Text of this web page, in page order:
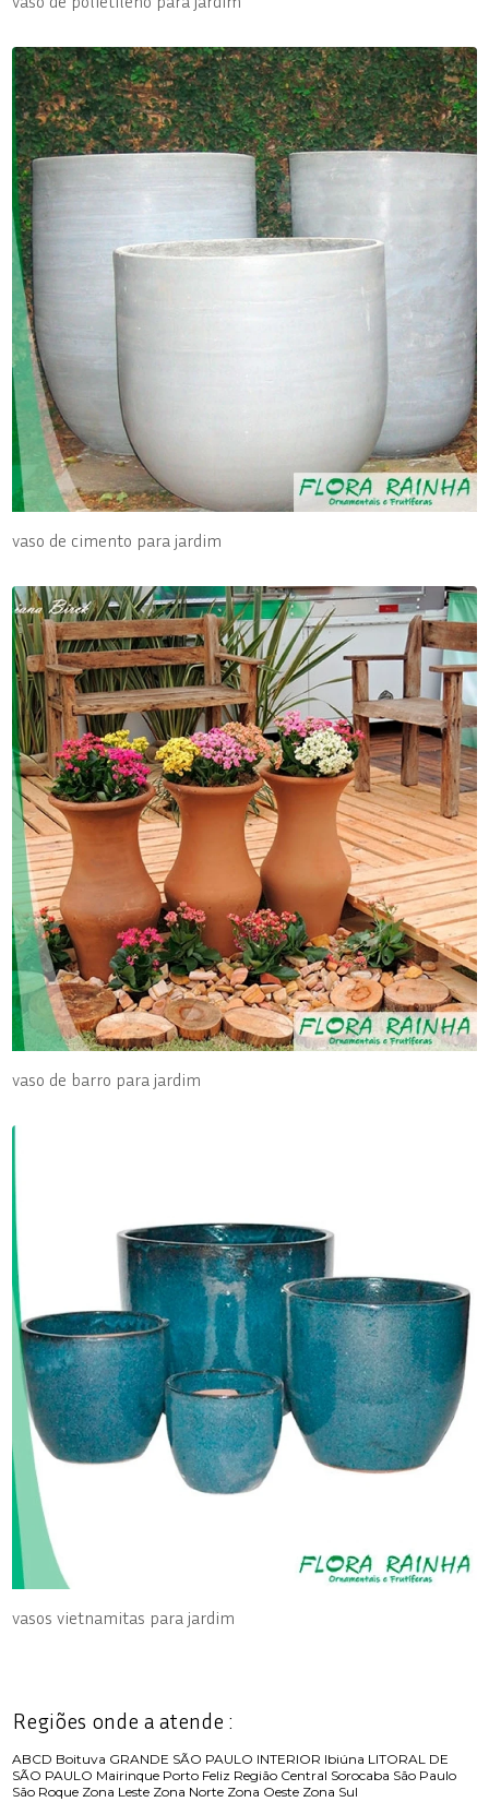
vaso de cimento para jardim
vaso de barro para jardim
vasos vietnamitas para jardim
Regiões onde a atende :
ABCD Boituva GRANDE SÃO PAULO INTERIOR Ibiúna LITORAL DE
SÃO PAULO Mairinque Porto Feliz Região Central Sorocaba São Paulo
São Roque Zona Leste Zona Norte Zona Oeste Zona Sul